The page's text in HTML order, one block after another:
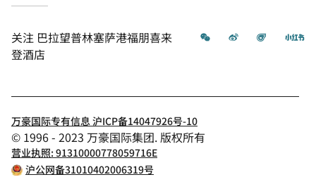
关注 巴拉望普林塞萨港福朋喜来
登酒店
微信 微博 飞猪
万豪国际专有信息 沪ICP备14047926号-10
© 1996 - 2023 万豪国际集团. 版权所有
营业执照: 91310000778059716E
沪公网备31010402006319号